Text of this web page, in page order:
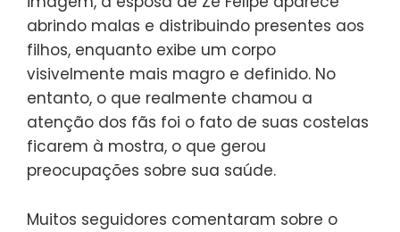
abrindo malas e distribuindo presentes aos
filhos, enquanto exibe um corpo
visivelmente mais magro e definido. No
entanto, o que realmente chamou a
atenção dos fãs foi o fato de suas costelas
ficarem à mostra, o que gerou
preocupações sobre sua saúde.
Muitos seguidores comentaram sobre o